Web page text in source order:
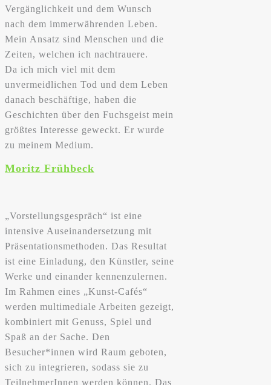
Vergänglichkeit und dem Wunsch
nach dem immerwährenden Leben.
Mein Ansatz sind Menschen und die
Zeiten, welchen ich nachtrauere.
Da ich mich viel mit dem
unvermeidlichen Tod und dem Leben
danach beschäftige, haben die
Geschichten über den Fuchsgeist mein
größtes Interesse geweckt. Er wurde
zu meinem Medium.
Moritz Frühbeck
„Vorstellungsgespräch“ ist eine
intensive Auseinandersetzung mit
Präsentationsmethoden. Das Resultat
ist eine Einladung, den Künstler, seine
Werke und einander kennenzulernen.
Im Rahmen eines „Kunst-Cafés“
werden multimediale Arbeiten gezeigt,
kombiniert mit Genuss, Spiel und
Spaß an der Sache. Den
Besucher*innen wird Raum geboten,
sich zu integrieren, sodass sie zu
TeilnehmerInnen werden können. Das